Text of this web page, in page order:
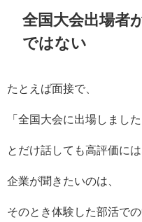
全国大会出場者
ではない
たとえば面接で、
「全国大会に出場しました
とだけ話しても高評価には
企業が聞きたいのは、
そのとき体験した部活での